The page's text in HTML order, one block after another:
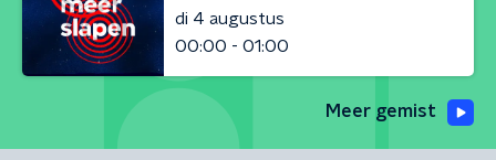
di 4 augustus
00:00 - 01:00
Meer gemist